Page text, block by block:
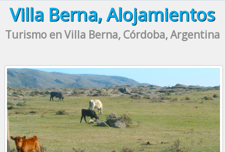
Villa Berna, Alojamientos
Turismo en Villa Berna, Córdoba, Argentina